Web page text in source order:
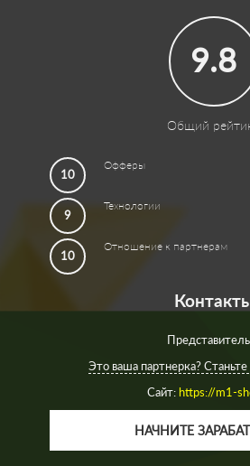
9.8
Общий
10
Офферы
9
Технологии
10
Отношение к партнерам
Это ваша партнерка?
Сайт: https://m1-
НАЧНИТЕ